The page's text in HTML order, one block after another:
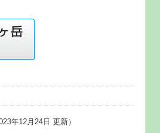
年12月24日 更新）